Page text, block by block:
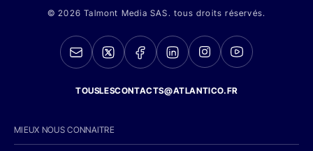
© 2026 Talmont Media SAS. tous droits réservés.
TOUSLESCONTACTS@ATLANTICO.FR
MIEUX NOUS CONNAITRE